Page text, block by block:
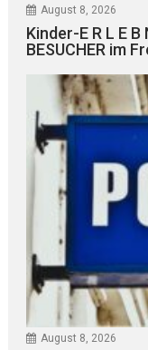
August 8, 2026
Kinder-E R L E
BESUCHER im
August 8, 2026